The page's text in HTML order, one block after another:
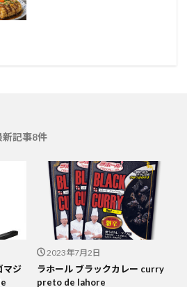
新記事8件
マジ
2023年7月2日
ラホール ブラックカレー curry
preto de lahore